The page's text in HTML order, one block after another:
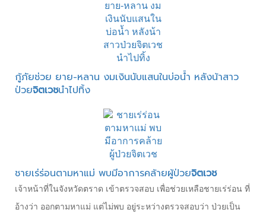
กู้ภัยช่วย ยาย-หลาน งมเงินนับแสนในบ่อน้ำ หลังน้าสาว
ป่วยจิตเวชนำไปทิ้ง
ชายเร่ร่อนตามหาแม่ พบมีอาการคล้ายผู้ป่วยจิตเวช
เจ้าหน้าที่ในจังหวัดตราด เข้าตรวจสอบ เพื่อช่วยเหลือชายเร่ร่อน ที่
อ้างว่า ออกตามหาแม่ แต่ไม่พบ อยู่ระหว่างตรวจสอบว่า ป่วยเป็น